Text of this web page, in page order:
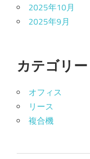
2025年10月
2025年9月
カテゴリー
オフィス
リース
複合機